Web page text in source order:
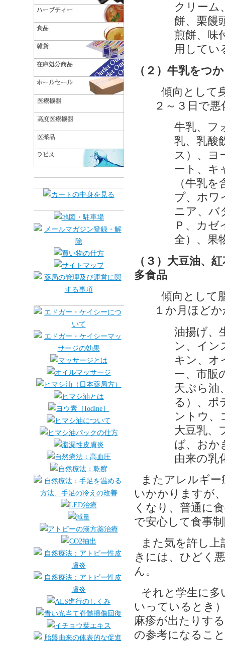
クリーム
餅、栗饅
煎餅、味
用してい
（２）牛乳をつ
傾向として
２～３日で悪
牛乳、フ
乳、乳酸
ス）、ヨ
ート、キ
（牛乳
プ、ホワ
ニア、バ
Ｐ、カゼ
全）、果
（３）大豆油、
多食品
傾向として
１か月ほど
油揚げ、
ン、イン
キン、オ
ー、市販
天ぷら油
る）、ポ
ントウ、
大豆乳、
ば、おか
由来の乳
またアレルギ
いかかりますが
くなり、普通に
で安心して食事
また気を許し
きには、ひどく
ん。
それと学生に
いっているとき
麻疹が出たりす
の参考になるこ